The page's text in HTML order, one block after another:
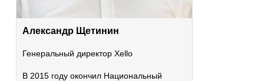
Александр Щетинин
Генеральный директор Xello
В 2015 году окончил Национальный